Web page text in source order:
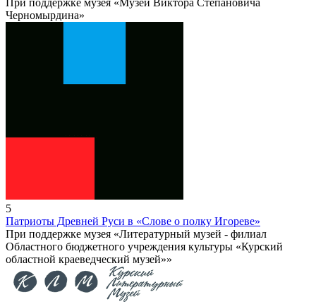
При поддержке музея «Музей Виктора Степановича
Черномырдина»
5
Патриоты Древней Руси в «Слове о полку Игореве»
При поддержке музея «Литературный музей - филиал
Областного бюджетного учреждения культуры «Курский
областной краеведческий музей»»